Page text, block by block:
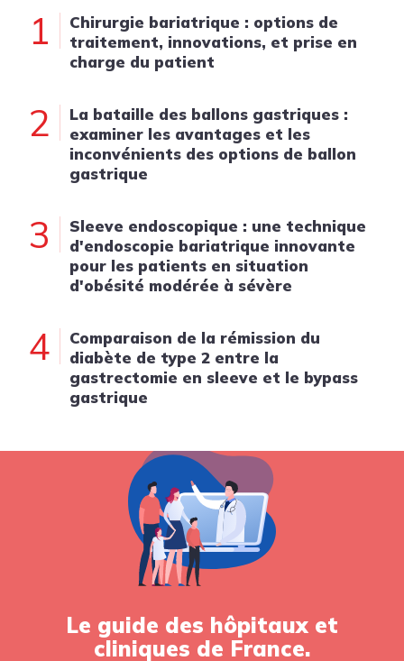
1
Chirurgie bariatrique : options de
traitement, innovations, et prise en
charge du patient
2
La bataille des ballons gastriques :
examiner les avantages et les
inconvénients des options de ballon
gastrique
3
Sleeve endoscopique : une technique
d'endoscopie bariatrique innovante
pour les patients en situation
d'obésité modérée à sévère
4
Comparaison de la rémission du
diabète de type 2 entre la
gastrectomie en sleeve et le bypass
gastrique
Le guide des hôpitaux et
cliniques de France.